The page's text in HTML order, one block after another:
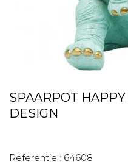
SPAARPOT
DESIGN
Referentie : 64608